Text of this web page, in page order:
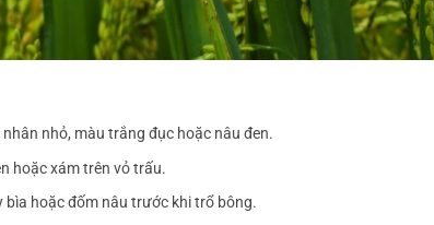
nhỏ, màu trắng đục hoặc nâu đen.
hoặc xám trên vỏ trấu.
bìa hoặc đốm nâu trước khi trổ bông.